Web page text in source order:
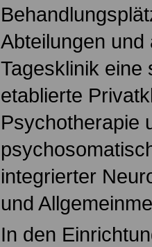
Abteilungen
Tagesklinik eine
etablierte
Psychotherapie
integrierter
und
In den